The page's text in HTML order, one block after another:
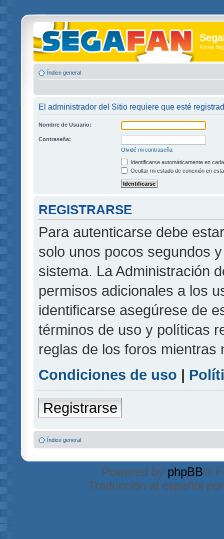
Foros
Índice general
El administrador del Sitio requiere que esté
Nombre de Usuario:
Contraseña:
Olvidé mi contraseña
Identificarse automáticamente en
Ocultar mi estado de conexión en
REGISTRARSE
Para autenticarse debe
solo unos pocos segundos
sistema. La Administración
permisos adicionales a los
identificarse asegúrese de
términos de uso y políticas
reglas de los foros mientras
Condiciones de uso |
Registrarse
Índice general
Powered by phpBB®
Traducción al español